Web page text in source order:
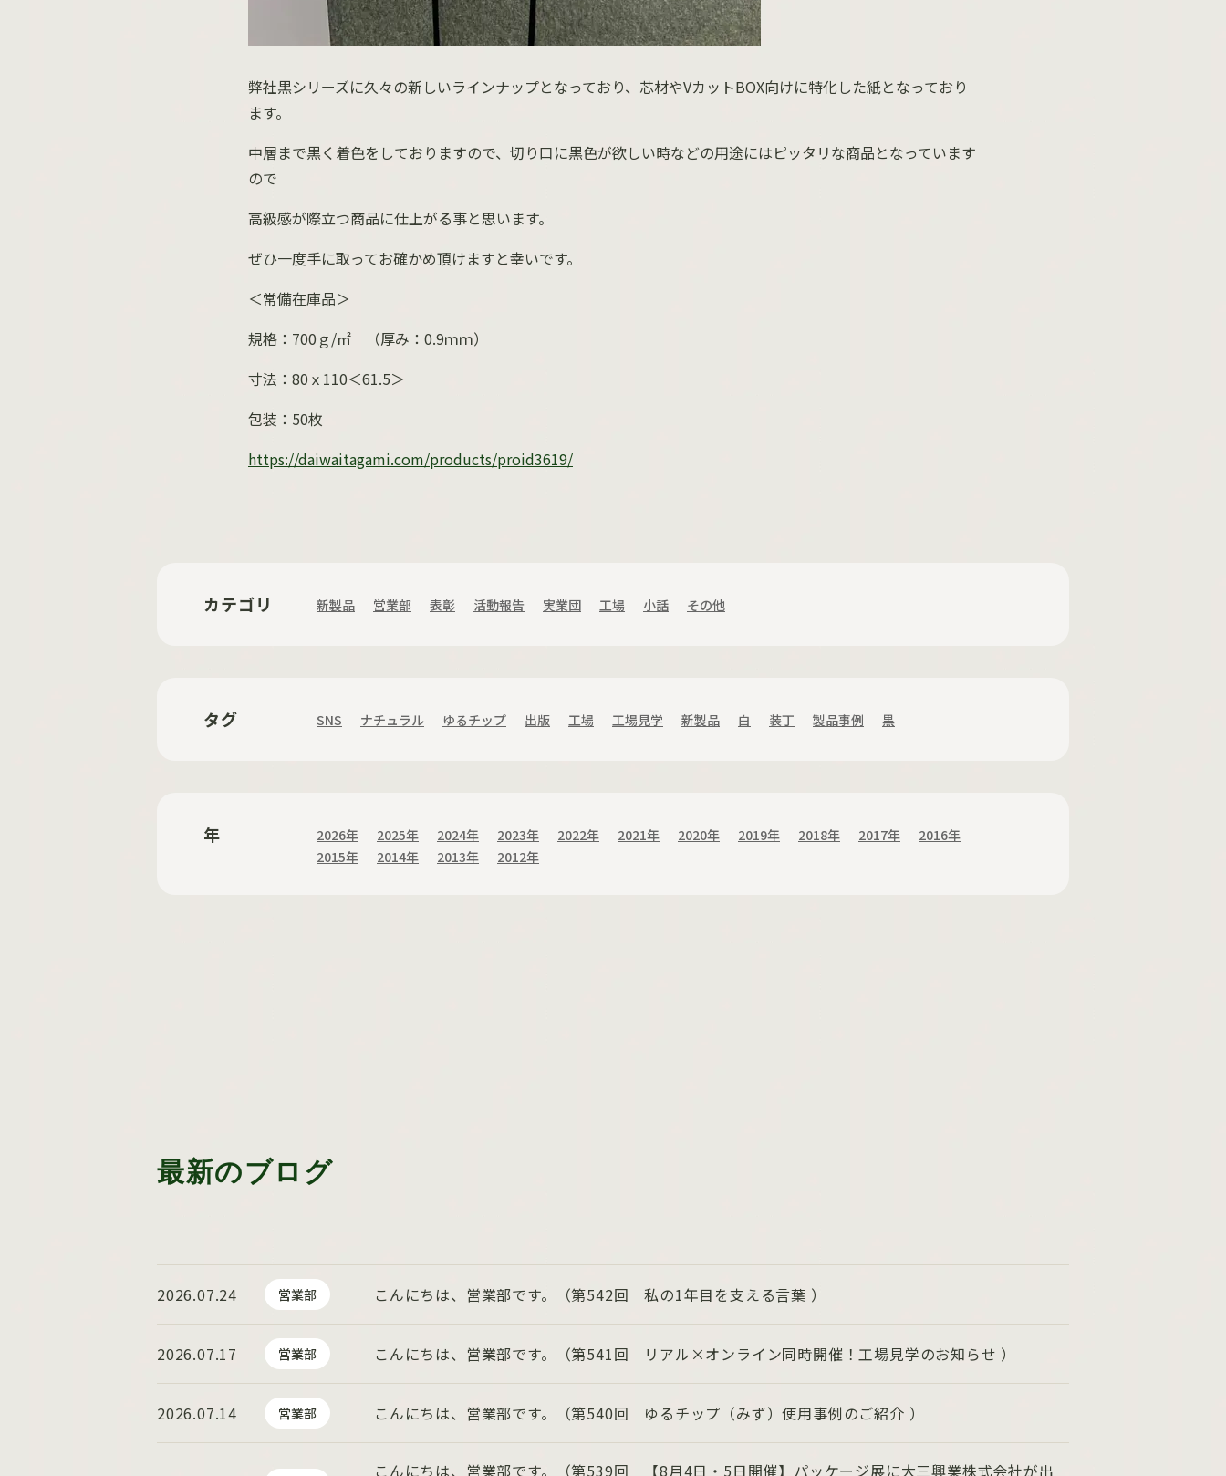
弊社黒シリーズに久々の新しいラインナップとなっており、芯材やVカットBOX向けに特化した紙となっており
ます。
中層まで黒く着色をしておりますので、切り口に黒色が欲しい時などの用途にはピッタリな商品となっています
ので
高級感が際立つ商品に仕上がる事と思います。
ぜひ一度手に取ってお確かめ頂けますと幸いです。
＜常備在庫品＞
規格： 700 ｇ/㎡ （厚み： 0.9ｍｍ）
寸法： 80 ｘ 110＜61.5＞
包装： 50枚
https://daiwaitagami.com/products/proid3619/
カテゴリ 新製品 営業部 表彰 活動報告 実業団 工場 小話 その他
タグ SNS ナチュラル ゆるチップ 出版 工場 工場見学 新製品 白 装丁 製品事例 黒
年 2026年 2025年 2024年 2023年 2022年 2021年 2020年 2019年 2018年 2017年
2016年
2015年
2014年 2013年 2012年
最新のブログ
2026.07.24 営業部 こんにちは、営業部です。（第542回 私の1年目を支える言葉 ）
2026.07.17 営業部 こんにちは、営業部です。（第541回 リアル×オンライン同時開催！工場見学のお知らせ ）
2026.07.14 営業部 こんにちは、営業部です。（第540回 ゆるチップ（みず）使用事例のご紹介 ）
こんにちは、営業部です。（第539回 【8月4日・5日開催】パッケージ展に大三興業株式会社が出